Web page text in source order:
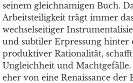
seinem gleichnamigen Buch.
Arbeitsteiligkeit trägt immer
wechselseitiger
und subtiler Erpressung hinter
produktiver Rationalität,
Ungleichheit und Machtgefälle.
eher von eine Renaissance der